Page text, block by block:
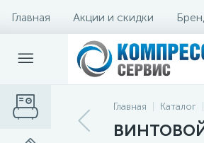
Главная Акции и скидки
Главная Каталог